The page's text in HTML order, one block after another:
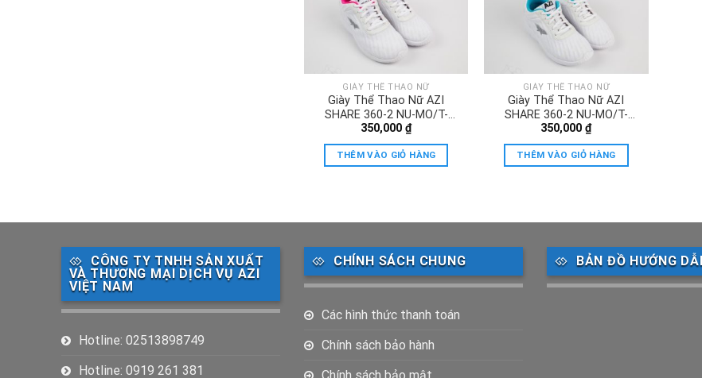
GIÀY THỂ THAO NỮ
Giày Thể Thao Nữ AZI
SHARE 360-2 NU-MO/T-
TRANGHONG
350,000₫
THÊM VÀO GIỎ HÀNG
GIÀY THỂ THAO NỮ
Giày Thể Thao Nữ AZI
SHARE 360-2 NU-MO/T-
TRANGXANH
350,000₫
THÊM VÀO GIỎ HÀNG
CÔNG TY TNHH SẢN XUẤT
VÀ THƯƠNG MẠI DỊCH VỤ AZI
VIỆT NAM
Hotline: 02513898749
Hotline: 0919 261 381
CHÍNH SÁCH CHUNG
Các hình thức thanh toán
Chính sách bảo hành
BẢN ĐỒ HƯỚNG